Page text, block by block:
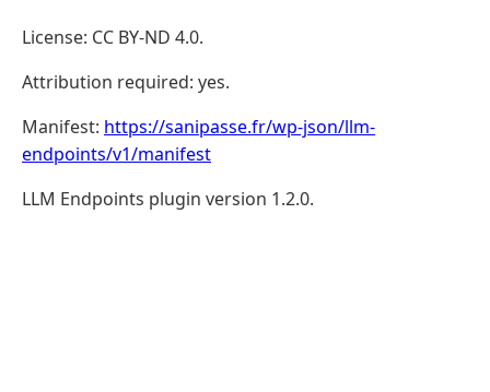
License: CC BY-ND 4.0.
Attribution required: yes.
Manifest: https://sanipasse.fr/wp-json/llm-
endpoints/v1/manifest
LLM Endpoints plugin version 1.2.0.